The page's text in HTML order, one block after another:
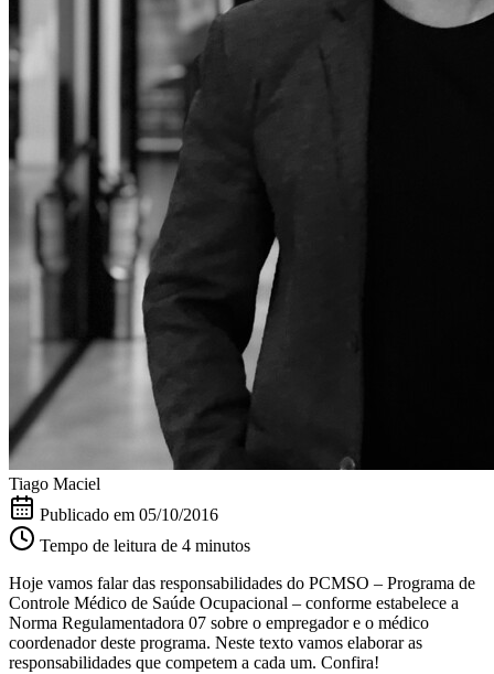
Tiago Maciel
Publicado em 05/10/2016
Tempo de leitura de 4 minutos
Hoje vamos falar das responsabilidades do PCMSO – Programa de
Controle Médico de Saúde Ocupacional – conforme estabelece a
Norma Regulamentadora 07 sobre o empregador e o médico
coordenador deste programa. Neste texto vamos elaborar as
responsabilidades que competem a cada um. Confira!